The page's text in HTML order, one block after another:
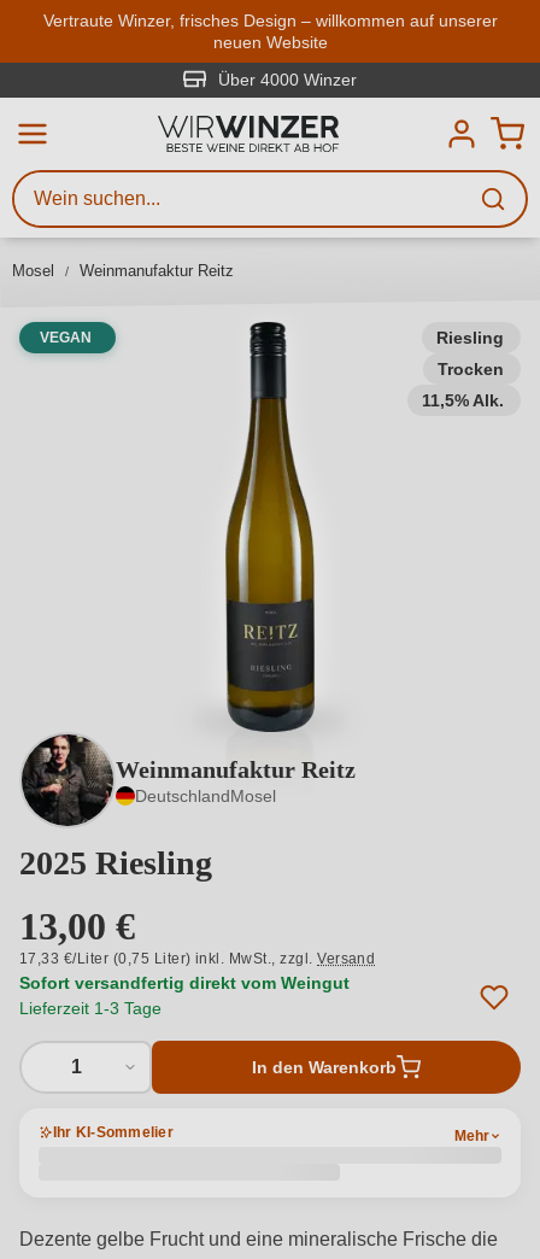
Zum Hauptinhalt springen
Vertraute Winzer, frisches Design – willkommen auf unserer
neuen Website
Über 4000 Winzer
Mosel Weinmanufaktur Reitz
Riesling
Trocken
11,5% Alk.
VEGAN
Weinmanufaktur Reitz
DeutschlandMosel
2025 Riesling
13,00 €
17,33 €/Liter (0,75 Liter) inkl. MwSt.,zzgl.Versand
Sofort versandfertig direkt vom Weingut
Lieferzeit 1-3 Tage
1 In den Warenkorb
Ihr KI-Sommelier Mehr
Dezente gelbe Frucht und eine mineralische Frische die
Weinsuche
Mindestens 3 Zeichen eingeben
Beschreiben Sie, welchen Wein
Sie suchen – ob nach Geschmack,